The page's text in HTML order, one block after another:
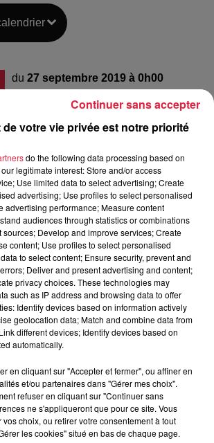
du 27 septembre 2019 à 0h00
27 septembre 2019 à 0h00
Maison Bleue - Strasbourg
David Hagenmuller
0630373063
vanhammerstone@gmail.com
Gratuit
strasbourgeois 3 sorties d'albums Une
! PAF 10€ Ouverture des portes
vanhammerstone@gmail.com
Gravière + 5min à pied Ligne D - Arrêt
de votre vie privée est notre priorité
do the following data processing based on
legitimate interest: Store and/or access
Use limited data to select advertising; Create
advertising; Use profiles to select personalised
advertising performance; Measure content
audiences through statistics or combinations
sources; Develop and improve services; Create
content; Use profiles to select personalised
to select content; Ensure security, prevent and
Deliver and present advertising and content;
privacy choices. These technologies may
such as IP address and browsing data to offer
Identify devices based on information actively
geolocation data; Match and combine data from
different devices; Identify devices based on
automatically.
en cliquant sur "Accepter et fermer", ou affiner en
et/ou partenaires dans "Gérer mes choix".
refuser en cliquant sur "Continuer sans
ne s'appliqueront que pour ce site. Vous
choix, ou retirer votre consentement à tout
les cookies" situé en bas de chaque page.
Continuer sans accepter